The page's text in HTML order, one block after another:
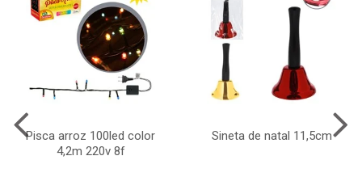
Pisca arroz 100led color
4,2m 220v 8f
Sineta de natal 11,5cm